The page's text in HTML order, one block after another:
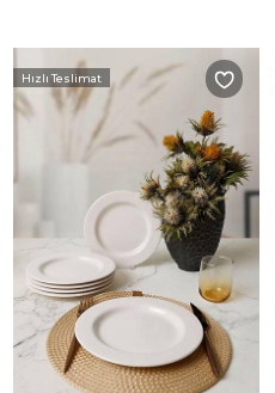
Hızlı Teslimat